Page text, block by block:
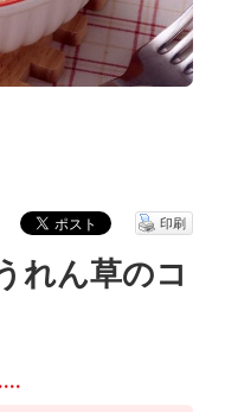
れん草のコ
印刷